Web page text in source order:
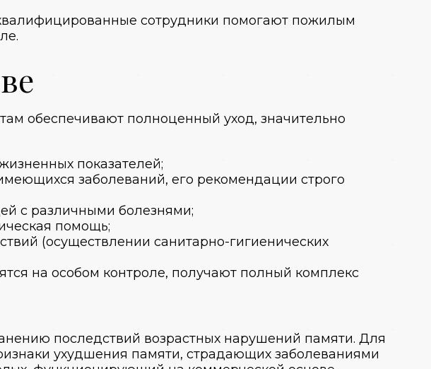
сотрудники помогают пожилым
обеспечивают полноценный уход, значительно
показателей;
заболеваний, его рекомендации строго
с различными болезнями;
помощь;
(осуществлении санитарно-гигиенических
на особом контроле, получают полный комплекс
последствий возрастных нарушений памяти. Для
ухудшения памяти, страдающих заболеваниями